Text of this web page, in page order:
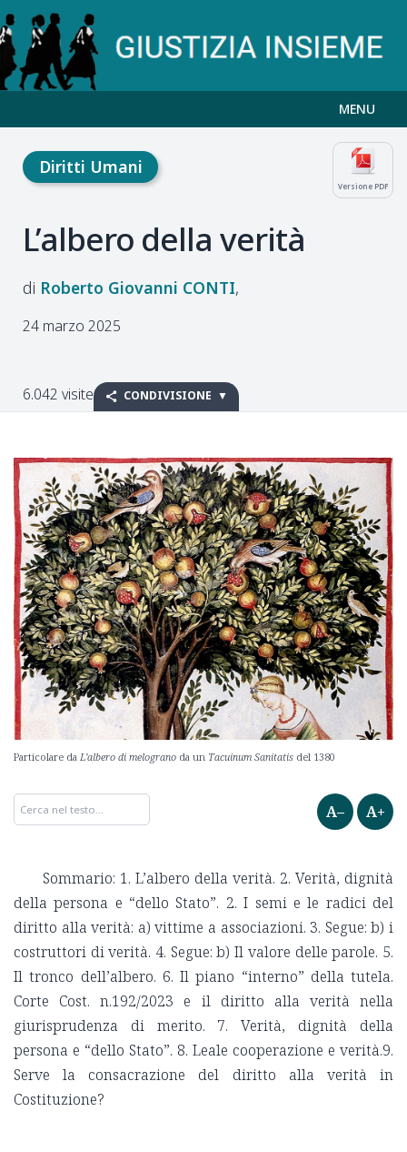
MENU
Versione PDF
Diritti Umani
L’albero della verità
Roberto Giovanni CONTI
24 marzo 2025
6.042 visite CONDIVISIONE
Particolare da L’albero di melograno da un Tacuinum Sanitatis del 1380
A– A+
Sommario: 1. L’albero della verità. 2. Verità, dignità
della persona e “dello Stato”. 2. I semi e le radici del
diritto alla verità: a) vittime a associazioni. 3. Segue: b) i
costruttori di verità. 4. Segue: b) Il valore delle parole. 5.
Il tronco dell’albero. 6. Il piano “interno” della tutela.
Corte Cost. n.192/2023 e il diritto alla verità nella
giurisprudenza di merito. 7. Verità, dignità della
persona e “dello Stato”. 8. Leale cooperazione e verità.9.
Serve la consacrazione del diritto alla verità in
Costituzione?